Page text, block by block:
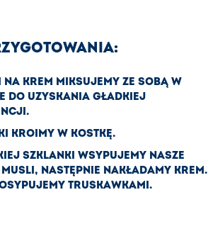
NA KREM MIKSUJEMY ZE SOBĄ W
DO UZYSKANIA GŁADKIEJ
KROIMY W KOSTKĘ.
SZKLANKI WSYPUJEMY NASZE
NASTĘPNIE NAKŁADAMY KREM.
TRUSKAWKAMI.